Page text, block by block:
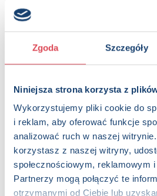
Zgoda Szczegóły
Niniejsza strona korzysta z
Wykorzystujemy pliki cookie do
i reklam, aby oferować funkcje
analizować ruch w naszej
korzystasz z naszej witryny,
społecznościowym, reklamowym
Partnerzy mogą połączyć te
otrzymanymi od Ciebie lub
Dostępna:
KUP NA SWIATKSIAZKI.PL
KUP NA KSIAZKI.PL
OPIS
Klechdy napisane przez Bolesława
poetyckim językiem,
subtelnym humorem. Oto – jak
nami orientalny, baśniowy świat,
dziwów, niebezpieczeństw i
Piękne ilustracje do zebranych
Maria Brzozowska.